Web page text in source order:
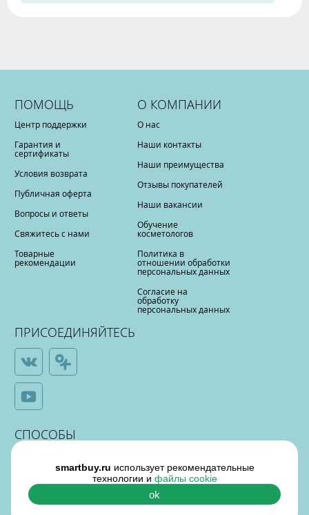
ПОМОЩЬ
Центр поддержки
Гарантия и
сертификаты
Условия возврата
Публичная оферта
Вопросы и ответы
Свяжитесь с нами
Товарные
рекомендации
О КОМПАНИИ
О нас
Наши контакты
Наши преимущества
Отзывы покупателей
Наши вакансии
Обучение
косметологов
Политика в
отношении обработки
персональных данных
Согласие на
обработку
персональных данных
ПРИСОЕДИНЯЙТЕСЬ
СПОСОБЫ
ОПЛАТЫ
smartbuy.ru использует рекомендательные
технологии и файлы cookie
ok